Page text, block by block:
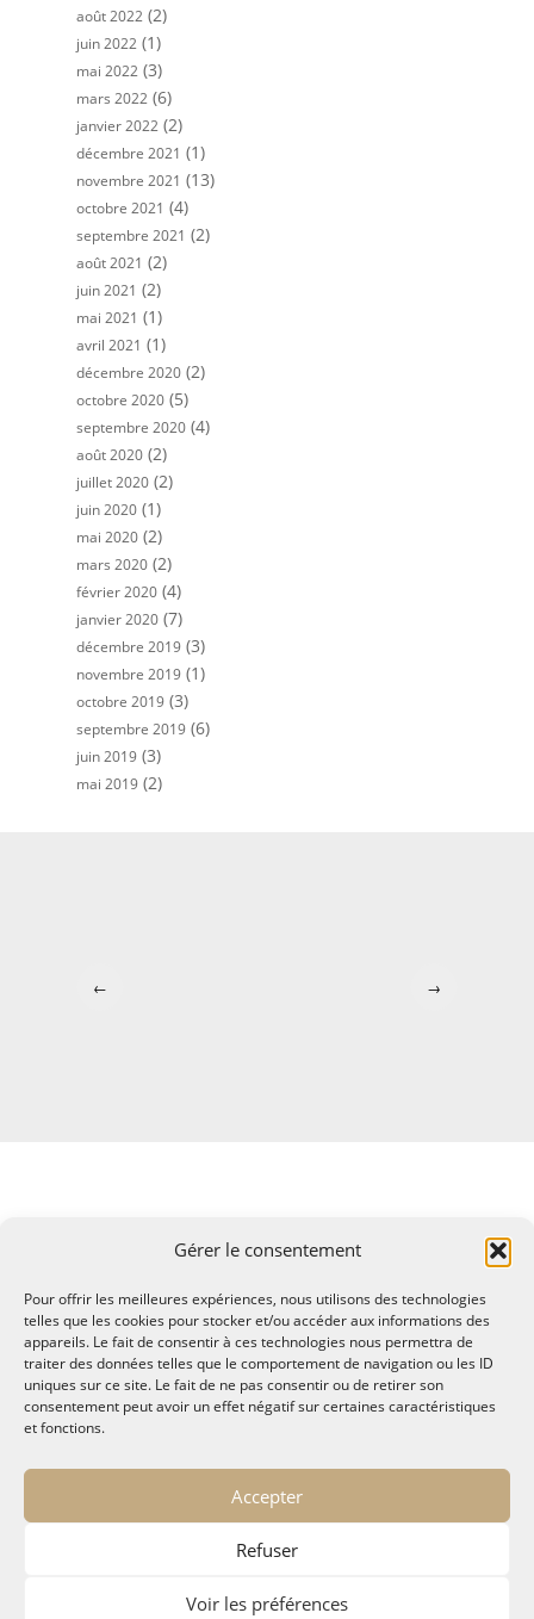
Gérer le consentement
Pour offrir les meilleures expériences, nous utilisons des technologies
telles que les cookies pour stocker et/ou accéder aux informations des
appareils. Le fait de consentir à ces technologies nous permettra de
traiter des données telles que le comportement de navigation ou les ID
uniques sur ce site. Le fait de ne pas consentir ou de retirer son
consentement peut avoir un effet négatif sur certaines caractéristiques
et fonctions.
Accepter
Refuser
Voir les préférences
août 2022 (2)
juin 2022 (1)
mai 2022 (3)
mars 2022 (6)
janvier 2022 (2)
décembre 2021 (1)
novembre 2021 (13)
octobre 2021 (4)
septembre 2021 (2)
août 2021 (2)
juin 2021 (2)
mai 2021 (1)
avril 2021 (1)
décembre 2020 (2)
octobre 2020 (5)
septembre 2020 (4)
août 2020 (2)
juillet 2020 (2)
juin 2020 (1)
mai 2020 (2)
mars 2020 (2)
février 2020 (4)
janvier 2020 (7)
décembre 2019 (3)
novembre 2019 (1)
octobre 2019 (3)
septembre 2019 (6)
juin 2019 (3)
mai 2019 (2)
← →
© MALTAE, Mémoire A Lire, Territoire A l'Ecoute / 1995-
2025
32, chemin Saint Lazare - Hyères 83400
maltae2(arobase)gmail.com